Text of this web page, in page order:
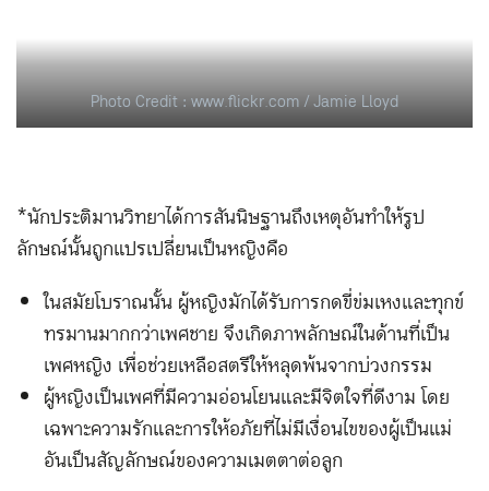
Photo Credit : www.flickr.com / Jamie Lloyd
*นักประติมานวิทยาได้การสันนิษฐานถึงเหตุอันทำให้รูป
ลักษณ์นั้นถูกแปรเปลี่ยนเป็นหญิงคือ
ในสมัยโบราณนั้น ผู้หญิงมักได้รับการกดขี่ข่มเหงและทุกข์
ทรมานมากกว่าเพศชาย จึงเกิดภาพลักษณ์ในด้านที่เป็น
เพศหญิง เพื่อช่วยเหลือสตรีให้หลุดพ้นจากบ่วงกรรม
ผู้หญิงเป็นเพศที่มีความอ่อนโยนและมีจิตใจที่ดีงาม โดย
เฉพาะความรักและการให้อภัยที่ไม่มีเงื่อนไขของผู้เป็นแม่
อันเป็นสัญลักษณ์ของความเมตตาต่อลูก